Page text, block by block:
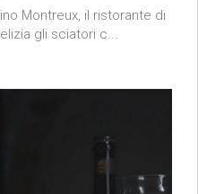
Montreux, il ristorante di
gli sciatori c...